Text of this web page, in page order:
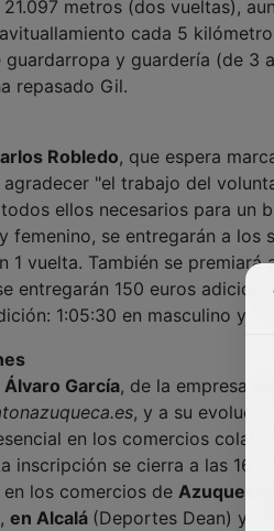
metros (dos vueltas),
cada 5
y guardería (de 3
repasado Gil.
Robledo, que espera
agradecer "el trabajo del
ellos necesarios para un
femenino, se entregarán a
1 vuelta. También se
entregarán 150 euros
1:05:30 en masculino y
Álvaro García, de la empresa
, y a su
en los comercios
inscripción se cierra a las 16
en los comercios de Azuqueca
en Alcalá (Deportes Dean) y